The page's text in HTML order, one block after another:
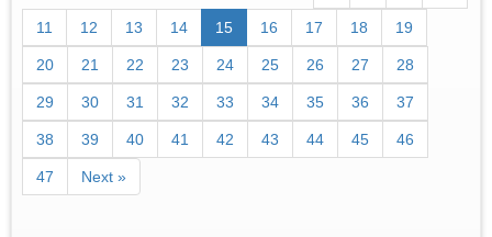
11 12 13 14 15 16 17 18 19
20 21 22 23 24 25 26 27 28
29 30 31 32 33 34 35 36 37
38 39 40 41 42 43 44 45 46
47 Next »